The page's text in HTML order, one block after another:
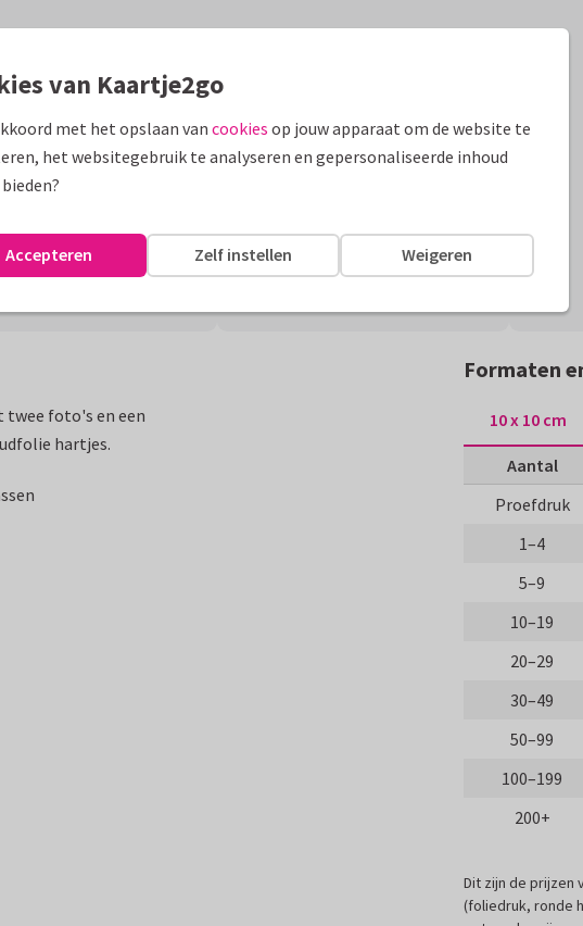
foto's en een
hartjes.
Formaten
10 x 10 cm
Aantal
Proefdruk
1–4
5–9
10–19
20–29
30–49
50–99
100–199
200+
Dit zijn de prijzen
(foliedruk, ronde
van Kaartje2go
met het opslaan van cookies op jouw apparaat om de website te
het websitegebruik te analyseren en gepersonaliseerde inhoud
Weigeren
Zelf instellen
Accepteren